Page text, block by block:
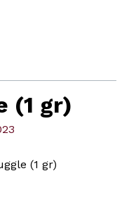
(1 gr)
(1 gr)